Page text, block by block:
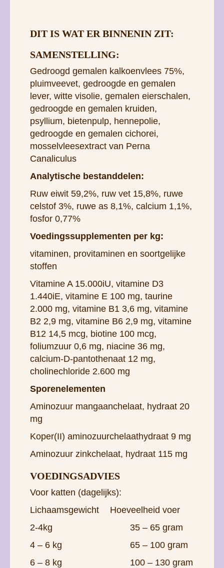
DIT IS WAT ER BINNENIN ZIT:
SAMENSTELLING:
Gedroogd gemalen kalkoenvlees 75%,
pluimveevet, gedroogde en gemalen
lever, witte visolie, gemalen eierschalen,
gedroogde en gemalen kruiden,
psyllium, bietenpulp, hennepolie,
gedroogde en gemalen cichorei,
mosselvleesextract van Perna
Canaliculus
Analytische bestanddelen:
Ruw eiwit 59,2%, ruw vet 15,8%, ruwe
celstof 3%, ruwe as 8,1%, calcium 1,1%,
fosfor 0,77%
Voedingssupplementen per kg:
vitaminen, provitaminen en soortgelijke
stoffen
Vitamine A 15.000iU, vitamine D3
1.440iE, vitamine E 100 mg, taurine
2.000 mg, vitamine B1 3,6 mg, vitamine
B2 2,9 mg, vitamine B6 2,9 mg, vitamine
B12 14,5 mcg, biotine 100 mcg,
foliumzuur 0,6 mg, niacine 36 mg,
calcium-D-pantothenaat 12 mg,
cholinechloride 2.600 mg
Sporenelementen
Aminozuur mangaanchelaat, hydraat 20
mg
Koper(II) aminozuurchelaathydraat 9 mg
Aminozuur zinkchelaat, hydraat 115 mg
VOEDINGSADVIES
Voor katten (dagelijks):
Lichaamsgewicht
Hoeveelheid voer
2-4kg
35 – 65 gram
4 – 6 kg
65 – 100 gram
6 – 8 kg
100 – 130 gram